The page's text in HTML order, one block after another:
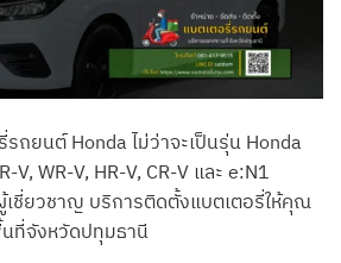
ถยนต์ Honda ไม่ว่าจะเป็นรุ่น Honda
V, WR-V, HR-V, CR-V และ e:N1
เชี่ยวชาญ บริการติดตั้งแบตเตอรี่ให้คุณ
ที่จังหวัดปทุมธานี